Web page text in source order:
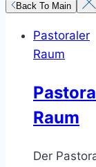
Back To Main
Pastoraler
Raum
Raum
Der